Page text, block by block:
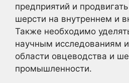
предприятий и
шерсти на внутреннем и
Также необходимо
научным исследованиям
области овцеводства и
промышленности.